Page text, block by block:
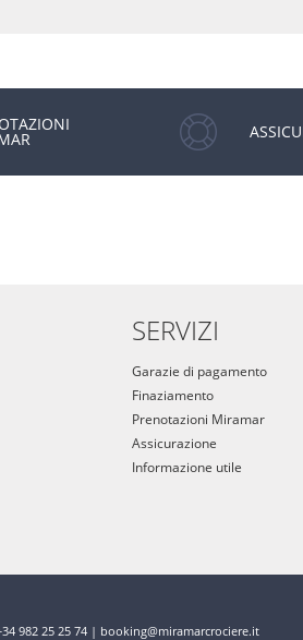
SERVIZI
Garazie di pagamento
Finaziamento
Prenotazioni Miramar
Assicurazione
Informazione utile
982 25 25 74 | booking@miramarcrociere.it